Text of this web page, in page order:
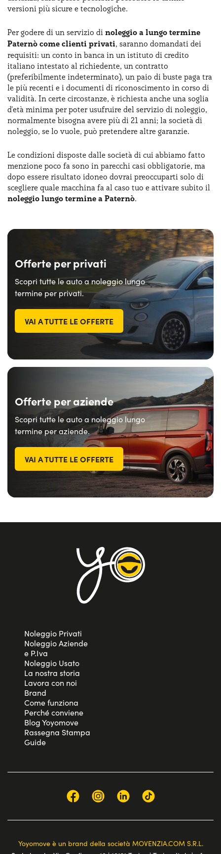
versioni più sicure e tecnologiche.
Per godere di un servizio di noleggio a lungo termine
Paternò come clienti privati, saranno domandati dei
requisiti: un conto in banca in un istituto di credito
italiano intestato al richiedente, un contratto
(preferibilmente indeterminato), un paio di buste paga tra
le più recenti e i documenti di riconoscimento in corso di
validità. In certe circostanze, è richiesta anche una soglia
d'età minima per poter usufruire del servizio di noleggio,
normalmente bisogna avere più di 21 anni; la società di
noleggio, se lo vuole, può pretendere altre garanzie.
Le condizioni disposte dalle società di cui abbiamo fatto
menzione poco fa sono in parecchi casi obbligatorie, ma
dopo essere risultato idoneo dovrai preoccuparti solo di
scegliere quale macchina fa al caso tuo e attivare subito il
noleggio lungo termine a Paternò.
Offerte per privati
Scopri tutte le auto a noleggio lungo
termine per privati.
VAI A TUTTE LE OFFERTE
Offerte per aziende
Scopri tutte le auto a noleggio lungo
termine per aziende.
VAI A TUTTE LE OFFERTE
Noleggio Privati
Noleggio Aziende
e P.Iva
Noleggio Usato
La nostra storia
Lavora con noi
Brand
Come funziona
Perché conviene
Blog Yoyomove
Rassegna Stampa
Guide
Yoyomove è un brand della società MOVENZIA.COM S.R.L.